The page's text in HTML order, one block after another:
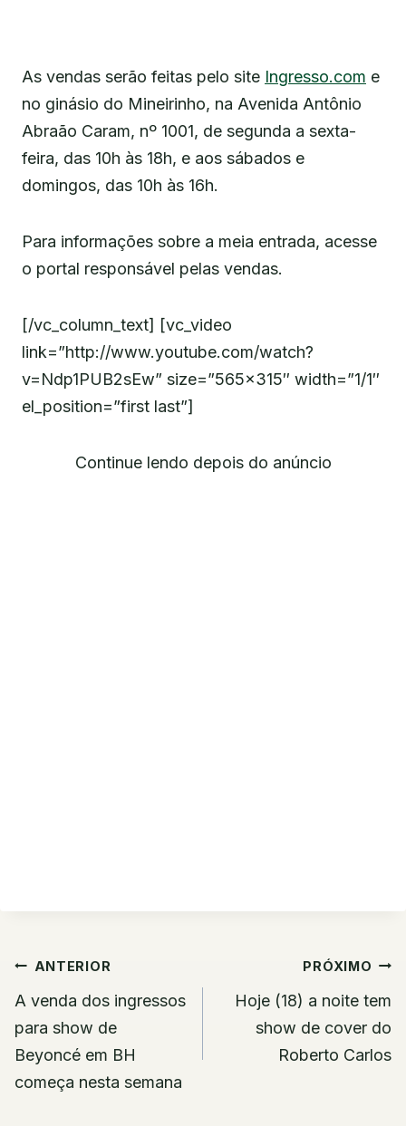
As vendas serão feitas pelo site Ingresso.com e
no ginásio do Mineirinho, na Avenida Antônio
Abraão Caram, nº 1001, de segunda a sexta-
feira, das 10h às 18h, e aos sábados e
domingos, das 10h às 16h.
Para informações sobre a meia entrada, acesse
o portal responsável pelas vendas.
[/vc_column_text] [vc_video
link=”http://www.youtube.com/watch?
v=Ndp1PUB2sEw” size=”565×315″ width=”1/1″
el_position=”first last”]
Continue lendo depois do anúncio
Navegação
de
Post
ANTERIOR
A venda dos ingressos
para show de
Beyoncé em BH
começa nesta semana
PRÓXIMO
Hoje (18) a noite tem
show de cover do
Roberto Carlos